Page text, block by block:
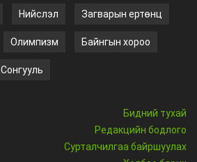
Нийслэл Загварын ертөнц
Олимпизм Байнгын хороо
Сонгууль
Бидний тухай
Редакцийн бодлого
Сурталчилгаа байршуулах